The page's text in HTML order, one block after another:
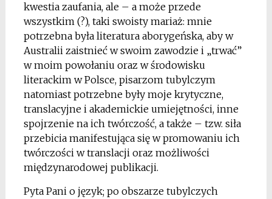
kwestia zaufania, ale – a może przede
wszystkim (?), taki swoisty mariaż: mnie
potrzebna była literatura aborygeńska, aby w
Australii zaistnieć w swoim zawodzie i „trwać”
w moim powołaniu oraz w środowisku
literackim w Polsce, pisarzom tubylczym
natomiast potrzebne były moje krytyczne,
translacyjne i akademickie umiejętności, inne
spojrzenie na ich twórczość, a także – tzw. siła
przebicia manifestująca się w promowaniu ich
twórczości w translacji oraz możliwości
międzynarodowej publikacji.
Pyta Pani o język; po obszarze tubylczych